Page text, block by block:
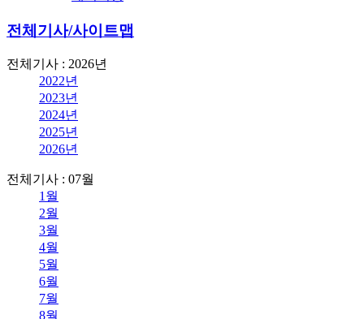
전체기사/사이트맵
전체기사 : 2026년
2022년
2023년
2024년
2025년
2026년
전체기사 : 07월
1월
2월
3월
4월
5월
6월
7월
8월